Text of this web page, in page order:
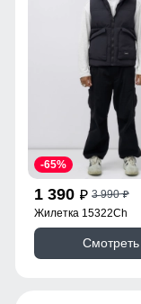
1 390 p 3 990p
-65%
Жилетка 15322Ch
Смотреть